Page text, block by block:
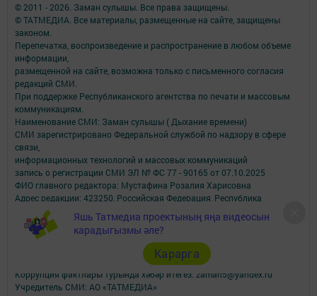
Яшь Татмедиа проектының яңа видеосын
карадыгызмы әле?
Карарга
© 2011 - 2026. Заман сулышы. Все права защищены.
© ТАТМЕДИА. Все материалы, размещенные на сайте, защищены
законом.
Перепечатка, воспроизведение и распространение в любом объеме
информации,
размещенной на сайте, возможна только с письменного согласия
редакций СМИ.
При поддержке Республиканского агентства по печати и массовым
коммуникациям.
Наименование СМИ: Заман сулышы ( Дыхание времени)
СМИ зарегистрировано Федеральной службой по надзору в сфере
связи,
информационных технологий и массовых коммуникаций
запись о регистрации СМИ ЭЛ № ФС 77 - 90165 от 07.10.2025
ФИО главного редактора: Мустафина Розалия Харисовна
Адрес редакции: 423250, Российская Федерация, Республика
Татарстан, г. Лениногорск,
ул. Тукая, д. 3
Телефон редакции: (8-85595) 5 - 07 - 72
Электрон адрес: zaman5@yandex.ru
Коррупция фактлары турында хәбәр итегез: zaman5@yandex.ru
Учредитель СМИ: АО «ТАТМЕДИА»